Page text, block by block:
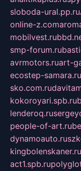
sloboda-ural.pp.ru
online-z.com
mobilvest.ru
smp-forum.ru
avrmotors.ruart-
ecostep-samara.ru
sko.com.ru
kokoroyari.spb.ru
lenderoq.ru
people-of-art.ru
dynamoauto.ru
kingbolenskaner.ru
act1.spb.ru